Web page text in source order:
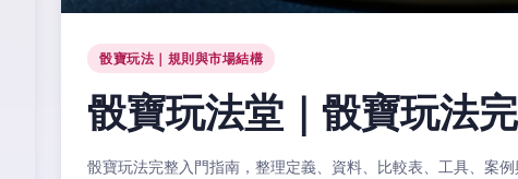
骰寶玩法｜規則與市場結構
骰寶玩法堂｜骰寶玩法
骰寶玩法完整入門指南，整理定義、資料、比較表、工具、案例